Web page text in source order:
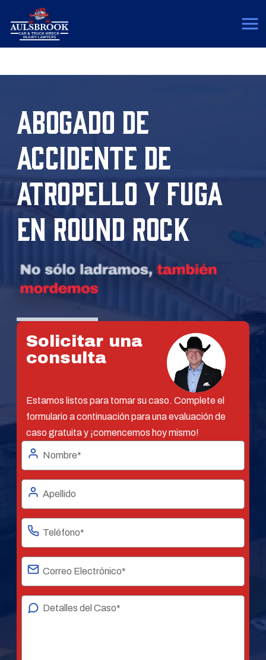
ABOGADO DE
ACCIDENTE DE
ATROPELLO Y FUGA
EN ROUND ROCK
Solicitar una
consulta
Estamos listos para tomar su caso. Complete el
formulario a continuación para una evaluación de
caso gratuita y ¡comencemos hoy mismo!